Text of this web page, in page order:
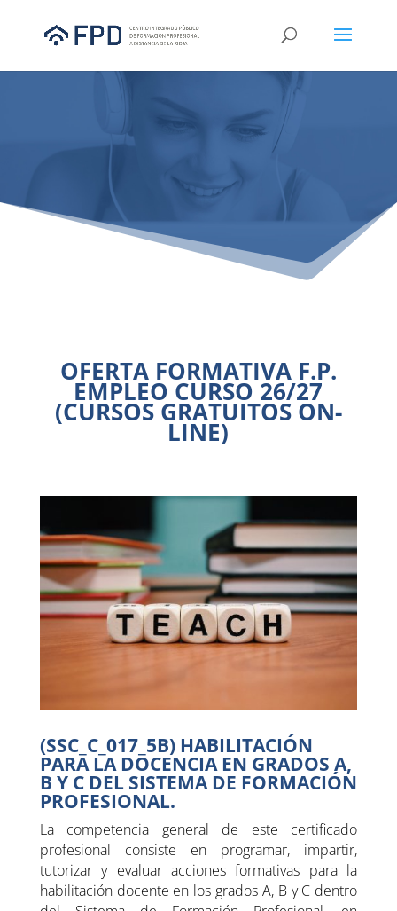
OFERTA FORMATIVA F.P.
EMPLEO CURSO 26/27
(CURSOS GRATUITOS ON-
LINE)
(SSC_C_017_5B) HABILITACIÓN
PARA LA DOCENCIA EN GRADOS A,
B Y C DEL SISTEMA DE FORMACIÓN
PROFESIONAL.
La competencia general de este certificado
profesional consiste en programar, impartir,
tutorizar y evaluar acciones formativas para la
habilitación docente en los grados A, B y C dentro
del Centro Integrado Público de FP a
Distancia de La Rioja. Estoy aquí para
ayudarte con información sobre nuestra
formación flexible, modular y de calidad,
adaptada a tus necesidades y a las del
mercado laboral. 🎓💼 ¿En qué puedo
ayudarte hoy?